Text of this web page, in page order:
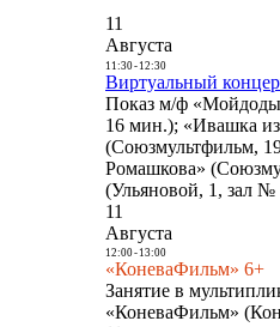
11
Августа
11:30- 12:30
Виртуальный
Показ м/ф
16 мин.); «Ивашка
(Союзмультфильм,
Ромашкова»
(Ульяновой, 1, зал №
11
Августа
12:00- 13:00
«КоневаФильм» 6+
Занятие в
«КоневаФильм»